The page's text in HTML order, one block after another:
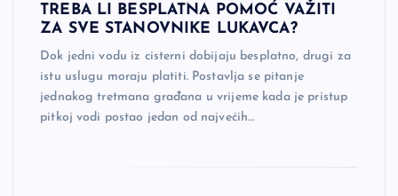
TREBA LI BESPLATNA POMOĆ VAŽITI
ZA SVE STANOVNIKE LUKAVCA?
Dok jedni vodu iz cisterni dobijaju besplatno, drugi za
istu uslugu moraju platiti. Postavlja se pitanje
jednakog tretmana građana u vrijeme kada je pristup
pitkoj vodi postao jedan od najvećih…